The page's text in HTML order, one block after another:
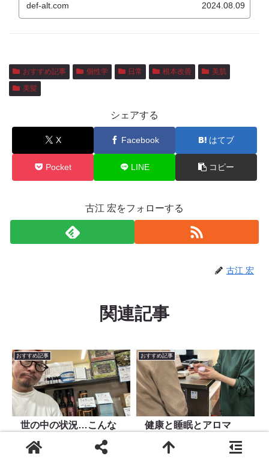
def-alt.com 2024.08.09
おすすめ記事 個性学 日常 根本改善
美肌
美髪
シェアする
X Facebook はてブ
Pocket LINE コピー
古江 宏をフォローする
古江 宏
関連記事
おすすめ記事
世の中の状況…こんな
ゃね🧐
おすすめ記事
健康と睡眠とアロマ
「美容と健康」は 密接な関係にあ
ると考え ご自身だから出せる